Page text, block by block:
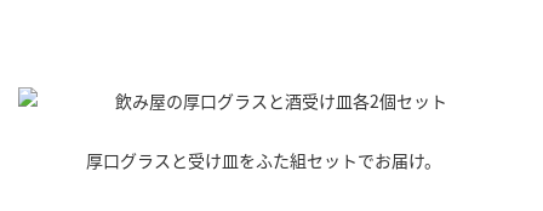
厚口グラスと受け皿をふた組セットでお届け。